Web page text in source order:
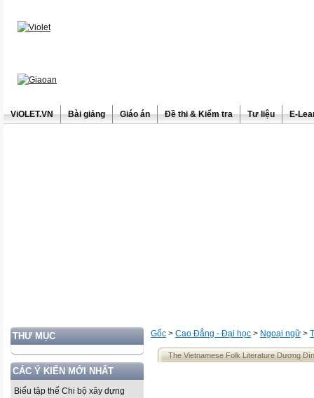
ViOLET.VN Bài giảng Giáo án Đề thi & Kiểm tra Tư liệu E-
THƯ MỤC
CÁC Ý KIẾN MỚI NHẤT
Biểu tập thể Chi bộ xây dựng
Gốc > Cao Đẳng - Đại học > Ngoại ngữ >
The Vietnamese Folk Literature Dương